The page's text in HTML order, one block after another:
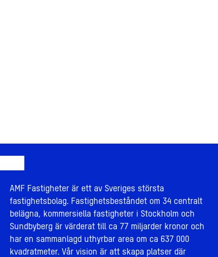
AMF Fastigheter är ett av Sveriges största
fastighetsbolag. Fastighetsbeståndet om 34 centralt
belägna, kommersiella fastigheter i Stockholm och
Sundbyberg är värderat till ca 77 miljarder kronor och
har en sammanlagd uthyrbar area om ca 637 000
kvadratmeter. Vår vision är att skapa platser där